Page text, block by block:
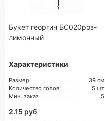
Букет георгин БС020роз-
лимонный
Характеристики
Размер:
39 см
Количество голов:
5 шт
Мин. заказ
5
2.15 руб